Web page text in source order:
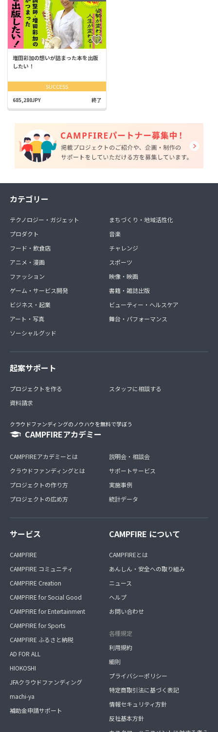
増田彩加の想いが詰まった本を出版
したい！
SUCCESS
685,280JPY 終了
カテゴリー
テクノロジー・ガジェット
プロダクト
フード・飲食店
アニメ・漫画
ファッション
ゲーム・サービス開発
ビジネス・起業
アート・写真
ソーシャルグッド
まちづくり・地域活性化
音楽
チャレンジ
スポーツ
映像・映画
書籍・雑誌出版
ビューティー・ヘルスケア
舞台・パフォーマンス
起案サポート
プロジェクトを作る
資料請求
スタッフに相談する
クラウドファンディングのノウハウを無料で学ぼう
CAMPFIREアカデミー
CAMPFIREアカデミーとは
クラウドファンディングとは
プロジェクトの作り方
プロジェクトの広め方
説明会・相談会
サポートサービス
実施事例
統計データ
サービス
CAMPFIRE
CAMPFIRE コミュニティ
CAMPFIRE Creation
CAMPFIRE for Social Good
CAMPFIRE for Entertainment
CAMPFIRE for Sports
CAMPFIRE ふるさと納税
AD FOR ALL
HIOKOSHI
JFAクラウドファンディング
machi-ya
補助金申請サポート
CAMPFIRE について
CAMPFIREとは
あんしん・安全への取り組み
ニュース
ヘルプ
お問い合わせ
各種規定
利用規約
細則
プライバシーポリシー
特定商取引法に基づく表記
情報セキュリティ方針
反社基本方針